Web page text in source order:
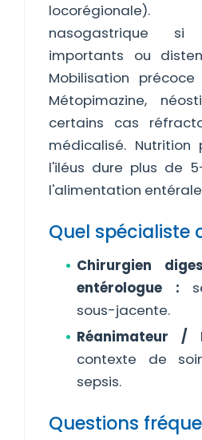
locorégionale).
nasogastrique si
importants ou
Mobilisation
Métopimazine,
certains cas
médicalisé. Nutrition
l'iléus dure plus de
l'alimentation
Quel spécialiste
Chirurgien
entérologue :
sous-jacente.
Réanimateur /
contexte de
sepsis.
Questions